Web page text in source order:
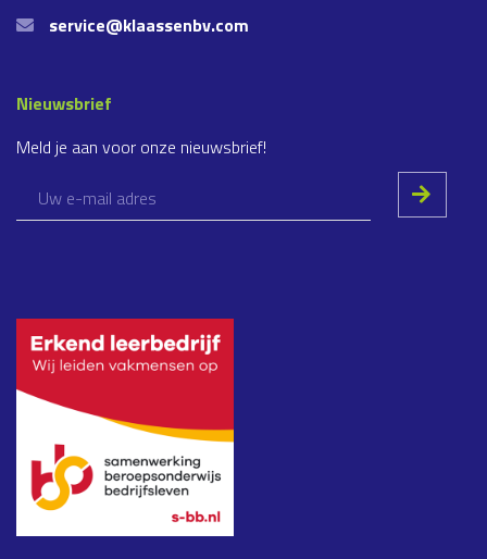
service@klaassenbv.com
Nieuwsbrief
Meld je aan voor onze nieuwsbrief!